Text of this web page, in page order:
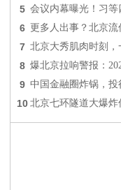
5 会议内幕曝光！习等
6 更多人出事？北京
7 北京大秀肌肉时刻，
8 爆北京拉响警报：
9 中国金融圈炸锅，投
10 北京七环隧道大爆炸